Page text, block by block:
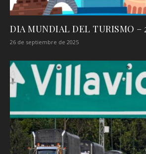
DIA MUNDIAL DEL TURISMO –
26 de septiembre de 2025